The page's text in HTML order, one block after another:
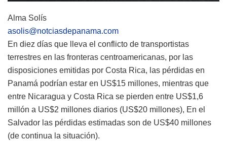
Alma Solís
asolis@notciasdepanama.com
En diez días que lleva el conflicto de transportistas
terrestres en las fronteras centroamericanas, por las
disposiciones emitidas por Costa Rica, las pérdidas en
Panamá podrían estar en US$15 millones, mientras que
entre Nicaragua y Costa Rica se pierden entre US$1,6
millón a US$2 millones diarios (US$20 millones), En el
Salvador las pérdidas estimadas son de US$40 millones
(de continua la situación).